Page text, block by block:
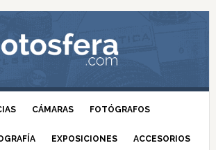
CÁMARAS FOTÓGRAFOS
EXPOSICIONES ACCESORIOS